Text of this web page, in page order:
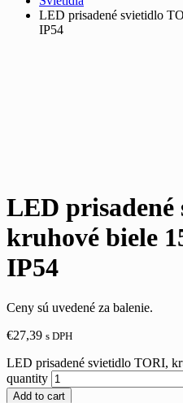
LED prisadené svietidlo
IP54
LED
kruhové biele
IP54
Ceny sú uvedené za balenie.
€27,39 s DPH
LED prisadené svietidlo TORI,
quantity
Add to cart